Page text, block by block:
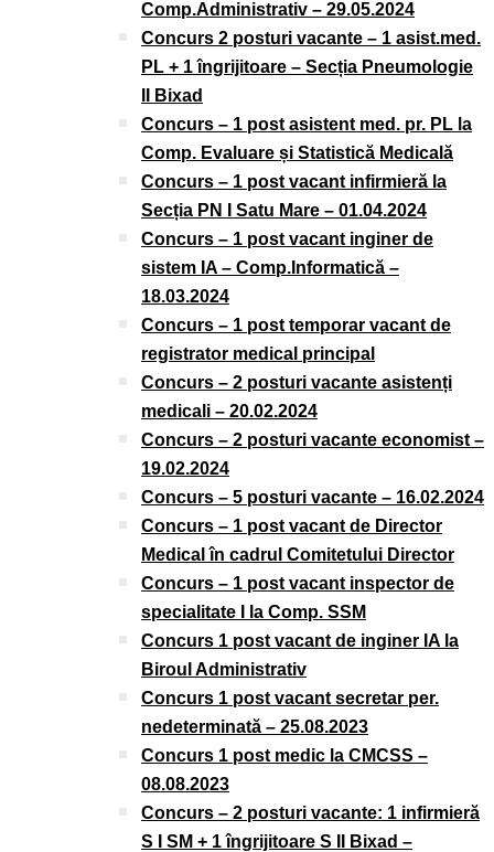
Comp.Administrativ – 29.05.2024
Concurs 2 posturi vacante – 1 asist.med.
PL + 1 îngrijitoare – Secția Pneumologie
II Bixad
Concurs – 1 post asistent med. pr. PL la
Comp. Evaluare și Statistică Medicală
Concurs – 1 post vacant infirmieră la
Secția PN I Satu Mare – 01.04.2024
Concurs – 1 post vacant inginer de
sistem IA – Comp.Informatică –
18.03.2024
Concurs – 1 post temporar vacant de
registrator medical principal
Concurs – 2 posturi vacante asistenți
medicali – 20.02.2024
Concurs – 2 posturi vacante economist –
19.02.2024
Concurs – 5 posturi vacante – 16.02.2024
Concurs – 1 post vacant de Director
Medical în cadrul Comitetului Director
Concurs – 1 post vacant inspector de
specialitate I la Comp. SSM
Concurs 1 post vacant de inginer IA la
Biroul Administrativ
Concurs 1 post vacant secretar per.
nedeterminată – 25.08.2023
Concurs 1 post medic la CMCSS –
08.08.2023
Concurs – 2 posturi vacante: 1 infirmieră
S I SM + 1 îngrijitoare S II Bixad –